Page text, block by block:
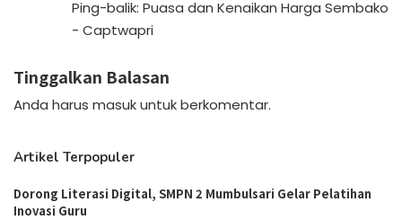
Ping-balik: Puasa dan Kenaikan Harga Sembako
- Captwapri
Tinggalkan Balasan
Anda harus masukuntuk berkomentar.
Artikel Terpopuler
Dorong Literasi Digital, SMPN 2 Mumbulsari Gelar Pelatihan
Inovasi Guru